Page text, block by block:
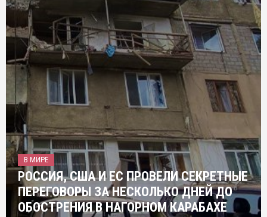
В МИРЕ
РОССИЯ, США И ЕС ПРОВЕЛИ СЕКРЕТНЫЕ
ПЕРЕГОВОРЫ ЗА НЕСКОЛЬКО ДНЕЙ ДО
ОБОСТРЕНИЯ В НАГОРНОМ КАРАБАХЕ